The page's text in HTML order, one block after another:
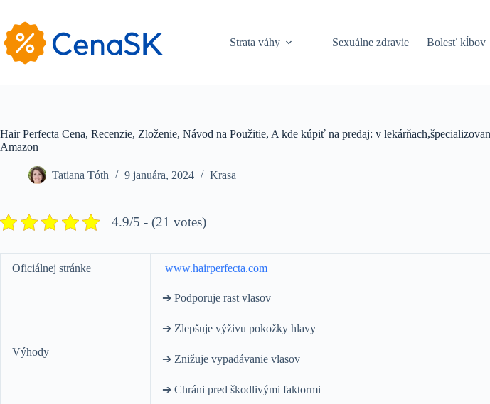
content
Strata váhy
Sexuálne zdravie Bolesť kĺbov
Hair Perfecta Cena, Recenzie, Zloženie, Návod na Použitie, A kde kúpiť na predaj: v
Amazon
Tatiana Tóth 9 januára, 2024 Krasa
4.9/5 - (21 votes)
Оficiálnej stránke www.hairperfecta.com
Výhody
➔ Podporuje rast vlasov
➔ Zlepšuje výživu pokožky hlavy
➔ Znižuje vypadávanie vlasov
➔ Chráni pred škodlivými faktormi